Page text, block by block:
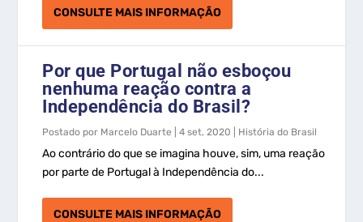
CONSULTE MAIS INFORMAÇÃO
Por que Portugal não esboçou
nenhuma reação contra a
Independência do Brasil?
Postado por Marcelo Duarte |4 set, 2020 História do Brasil
Ao contrário do que se imagina houve, sim, uma reação
por parte de Portugal à Independência do...
CONSULTE MAIS INFORMAÇÃO